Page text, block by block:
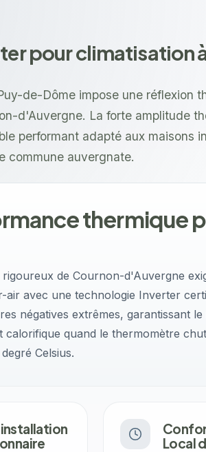
pour climatisation
de-Dôme impose une réflexion
d'Auvergne. La forte amplitude
performant adapté aux maisons
commune auvergnate.
thermique
rigoureux de Cournon-d'Auvergne
air avec une technologie Inverter
négatives extrêmes, garantissant le
calorifique quand le thermomètre
Celsius.
Local